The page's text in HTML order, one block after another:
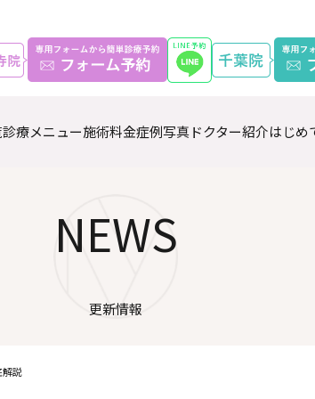
診療メニュー施術料金症例写真ドクター紹介はじめ
NEWS
更新情報
解説